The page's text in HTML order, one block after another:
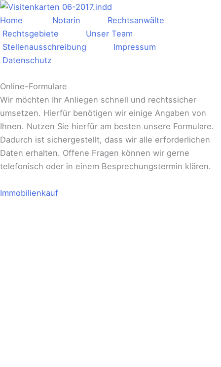
Zum
Inhalt
springen
Home Notarin
Rechtsanwälte
Rechtsgebiete
Unser Team
Stellenausschreibung
Impressum
Datenschutz
Online-Formulare
Wir möchten Ihr Anliegen schnell und rechtssicher
umsetzen. Hierfür benötigen wir einige Angaben von
Ihnen. Nutzen Sie hierfür am besten unsere Formulare.
Dadurch ist sichergestellt, dass wir alle erforderlichen
Daten erhalten. Offene Fragen können wir gerne
telefonisch oder in einem Besprechungstermin klären.
Immobilienkauf